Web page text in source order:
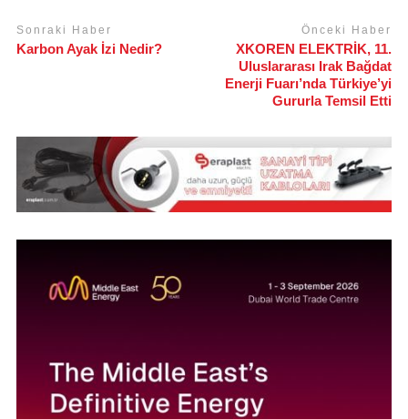
Sonraki Haber
Karbon Ayak İzi Nedir?
Önceki Haber
XKOREN ELEKTRİK, 11.
Uluslararası Irak Bağdat
Enerji Fuarı’nda Türkiye’yi
Gururla Temsil Etti